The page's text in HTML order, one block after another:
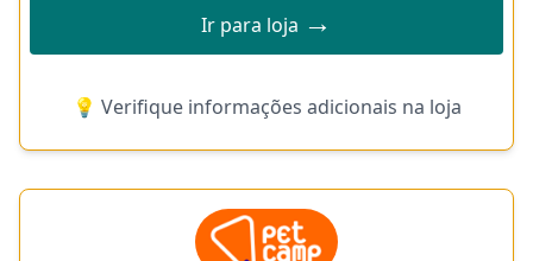
Ir para loja →
💡 Verifique informações adicionais na loja